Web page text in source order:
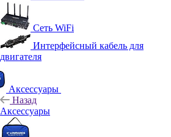
Сеть WiFi
Интерфейсный кабель для
двигателя
Аксессуары
Назад
Аксессуары